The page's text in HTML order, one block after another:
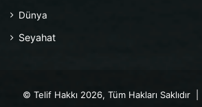
Dünya
Seyahat
© Telif Hakkı 2026, Tüm Hakları Saklıdır |